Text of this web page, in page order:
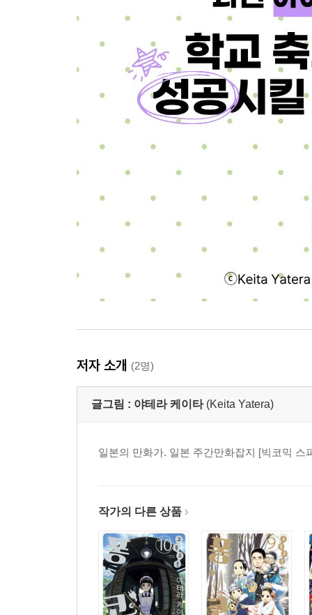
저자 소개 (2명)
글그림 : 야테라 케이타 (Keita Yatera)
일본의 만화가. 일본 주간만화잡지 [빅코믹
작가의 다른 상품